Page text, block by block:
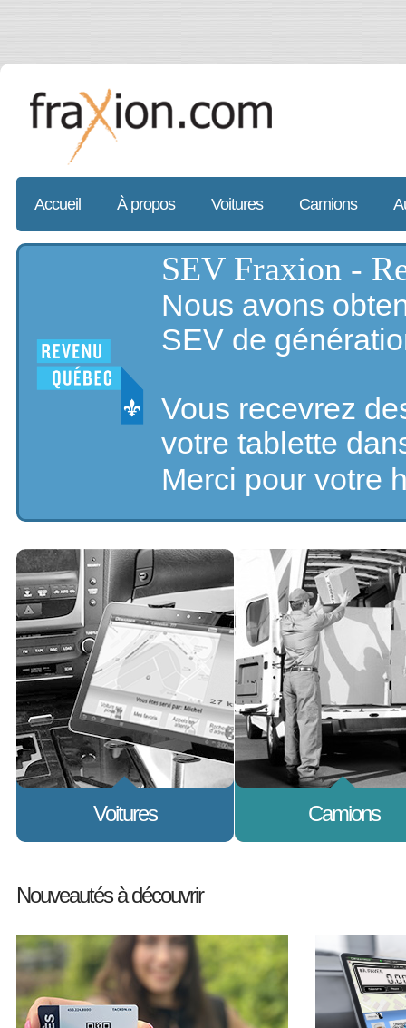
Accueil À propos Voitures Camions
SEV Fraxion -
Nous avons
SEV de
Vous recevrez
votre tablette
Merci pour votre
Voitures
que les taxis permet une
efficace depuis votre centrale
vers l'ensemble de votre flotte.
En savoir plus
Camions
clients.
En savoir plus
Nouveautés à découvrir